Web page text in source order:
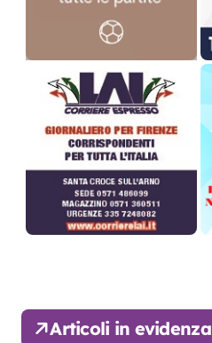
Articoli in evidenza